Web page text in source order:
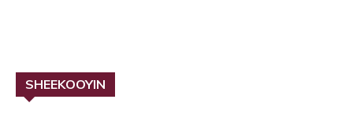
SHEEKOOYIN